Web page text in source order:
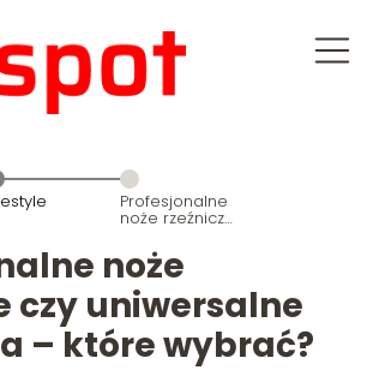
Profesjonalne
noże rzeźnicze
uniwersalne
narzędzia –
które wybrać?
noże
czy uniwersalne
– które wybrać?